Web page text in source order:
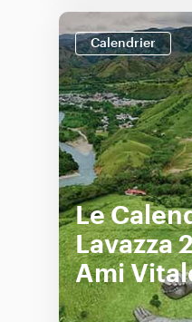
Calendrier
Le
Lavazza
Ami